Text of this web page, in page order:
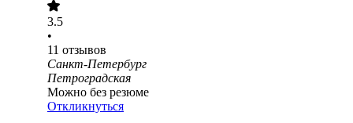
3.5
•
11 отзывов
Санкт-Петербург
Петроградская
Можно без резюме
Откликнуться